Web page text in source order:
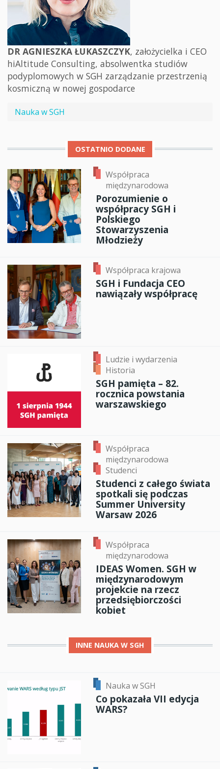
DR AGNIESZKA ŁUKASZCZYK, założycielka i CEO
hiAltitude Consulting, absolwentka studiów
podyplomowych w SGH zarządzanie przestrzenią
kosmiczną w nowej gospodarce
Nauka w SGH
OSTATNIO DODANE
Współpraca
międzynarodowa
Porozumienie o
współpracy SGH i
Polskiego
Stowarzyszenia
Młodzieży
Współpraca krajowa
SGH i Fundacja CEO
nawiązały współpracę
Ludzie i wydarzenia
Historia
SGH pamięta – 82.
rocznica powstania
warszawskiego
Współpraca
międzynarodowa
Studenci
Studenci z całego świata
spotkali się podczas
Summer University
Warsaw 2026
Współpraca
międzynarodowa
IDEAS Women. SGH w
międzynarodowym
projekcie na rzecz
przedsiębiorczości
kobiet
INNE NAUKA W SGH
Nauka w SGH
Co pokazała VII edycja
WARS?